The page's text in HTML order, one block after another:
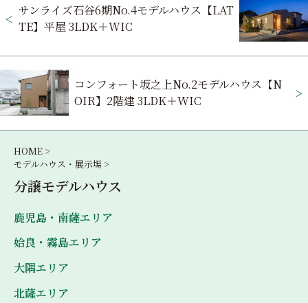
稿
ビ
ゲ
ー
シ
ョ
ン
サンライズ石谷6期No.4モデルハウス【LAT
TE】平屋 3LDK＋WIC
コンフォート坂之上No.2モデルハウス【N
OIR】2階建 3LDK＋WIC
HOME >
モデルハウス・展示場 >
分譲モデルハウス
鹿児島・南薩エリア
姶良・霧島エリア
大隅エリア
北薩エリア